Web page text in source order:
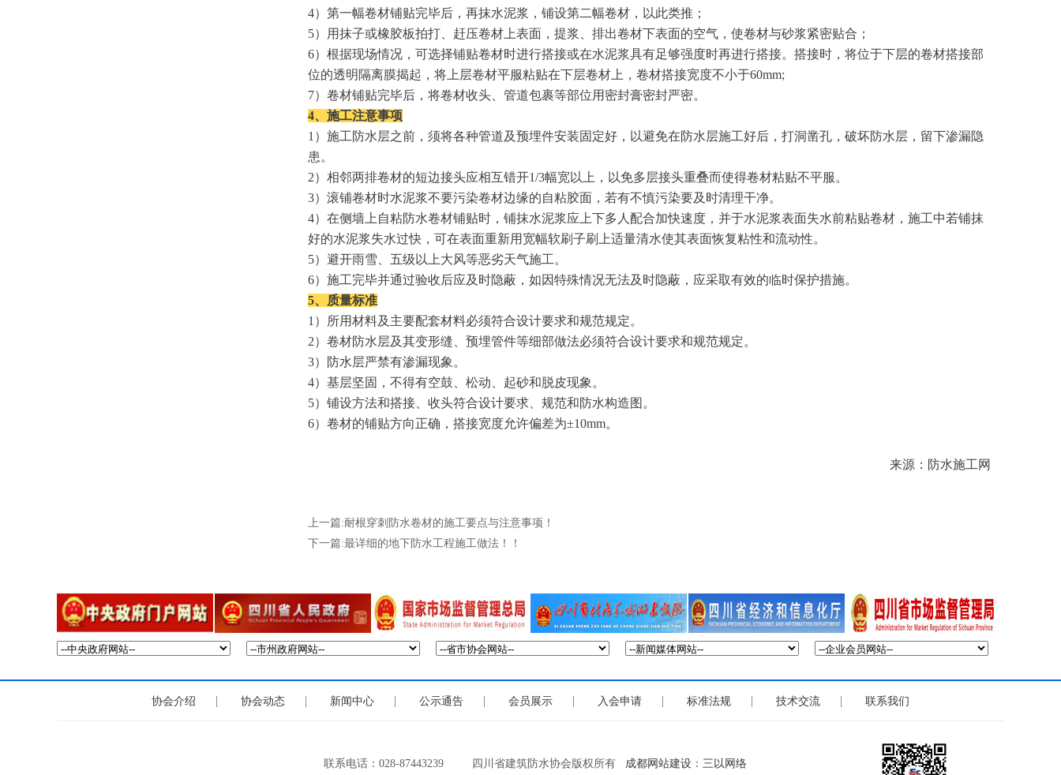
4）第一幅卷材铺贴完毕后，再抹水泥浆，铺设第二幅卷材，以此类推；
5）用抹子或橡胶板拍打、赶压卷材上表面，提浆、排出卷材下表面的空气，使卷材与砂浆紧密贴合；
6）根据现场情况，可选择铺贴卷材时进行搭接或在水泥浆具有足够强度时再进行搭接。搭接时，将位于下层的卷材搭接部
位的透明隔离膜揭起，将上层卷材平服粘贴在下层卷材上，卷材搭接宽度不小于60mm;
7）卷材铺贴完毕后，将卷材收头、管道包裹等部位用密封膏密封严密。
4、施工注意事项
1 ）施工防水层之前，须将各种管道及预埋件安装固定好，以避免在防水层施工好后，打洞凿孔，破坏防水层，留下渗漏隐
患。
2）相邻两排卷材的短边接头应相互错开1/3幅宽以上，以免多层接头重叠而使得卷材粘贴不平服。
3）滚铺卷材时水泥浆不要污染卷材边缘的自粘胶面，若有不慎污染要及时清理干净。
4）在侧墙上自粘防水卷材铺贴时，铺抹水泥浆应上下多人配合加快速度，并于水泥浆表面失水前粘贴卷材，施工中若铺抹
好的水泥浆失水过快，可在表面重新用宽幅软刷子刷上适量清水使其表面恢复粘性和流动性。
5）避开雨雪、五级以上大风等恶劣天气施工。
6）施工完毕并通过验收后应及时隐蔽，如因特殊情况无法及时隐蔽，应采取有效的临时保护措施。
5、质量标准
1 ）所用材料及主要配套材料必须符合设计要求和规范规定。
2）卷材防水层及其变形缝、预埋管件等细部做法必须符合设计要求和规范规定。
3）防水层严禁有渗漏现象。
4）基层坚固，不得有空鼓、松动、起砂和脱皮现象。
5）铺设方法和搭接、收头符合设计要求、规范和防水构造图。
6）卷材的铺贴方向正确，搭接宽度允许偏差为±10mm。
来源：防水施工网
上一篇:耐根穿刺防水卷材的施工要点与注意事项！
下一篇:最详细的地下防水工程施工做法！！
协会介绍 | 协会动态 | 新闻中心 | 公示通告 | 会员展示 | 入会申请 | 标准法规 | 技术交流 | 联系我们
联系电话：028-87443239 四川省建筑防水协会版权所有 成都网站建设 ： 三以网络